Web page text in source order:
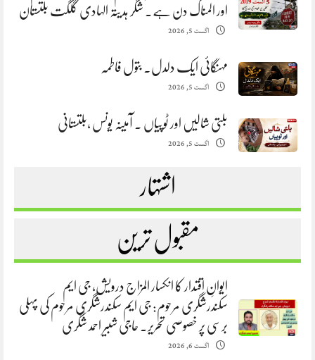
اور المناک دن ہے. شگر ہدیتہ الہادی گلگت بلتستان
اگست 5, 2026
مہنگائی ایک دلدل. بتول فاطمہ
اگست 5, 2026
بلتی شالیں اور ٹوپیاں . آمینہ یونس ،بلتستانی
اگست 5, 2026
اشتہار
مقبول ترین
ایوانِ اقتدار کا انکسار المزاج درویش، جی ایم
سکندرشگری مرحوم: جی ایم سکندرشگری مرحوم کی پہلی
برسی پر خصوصی تحریر. حاجی شبیر احمد شگری
اگست 6, 2026